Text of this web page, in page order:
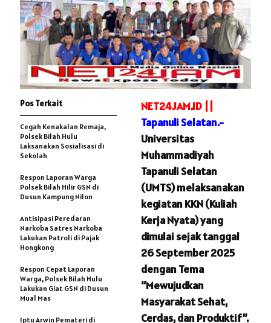
NET24JAM.ID ||
Tapanuli Selatan.-
Universitas
Muhammadiyah
Tapanuli Selatan
(UMTS) melaksanakan
kegiatan KKN (Kuliah
Kerja Nyata) yang
dimulai sejak tanggal
26 September 2025
dengan Tema
“Mewujudkan
Masyarakat Sehat,
Cerdas, dan Produktif”.
Pos Terkait
Cegah Kenakalan Remaja,
Polsek Bilah Hulu
Laksanakan Sosialisasi di
Sekolah
Respon Laporan Warga
Polsek Bilah Hilir GSN di
Dusun Kampung Nilon
Antisipasi Peredaran
Narkoba Satres Narkoba
Lakukan Patroli di Pajak
Hongkong
Respon Cepat Laporan
Warga, Polsek Bilah Hulu
Lakukan Giat GSN di Dusun
Mual Mas
Iptu Arwin Pemateri di